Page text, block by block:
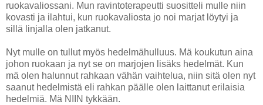
ruokavaliossani. Mun ravintoterapeutti suositteli mulle niin
kovasti ja ilahtui, kun ruokavaliosta jo noi marjat löytyi ja
sillä linjalla olen jatkanut.
Nyt mulle on tullut myös hedelmähulluus. Mä koukutun aina
johon ruokaan ja nyt se on marjojen lisäks hedelmät. Kun
mä olen halunnut rahkaan vähän vaihtelua, niin sitä olen nyt
saanut hedelmistä eli rahkan päälle olen laittanut erilaisia
hedelmiä. Mä NIIN tykkään.